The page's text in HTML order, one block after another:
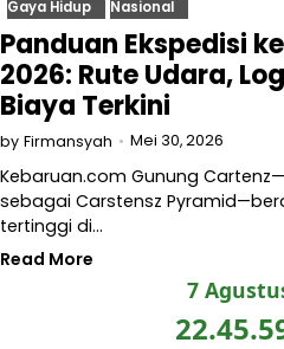
Gaya Hidup Nasional
Panduan Ekspedisi
2026: Rute Udara,
Biaya Terkini
by Firmansyah Mei 30, 2026
Kebaruan.com Gunung
sebagai Carstensz
tertinggi di…
Read More
7